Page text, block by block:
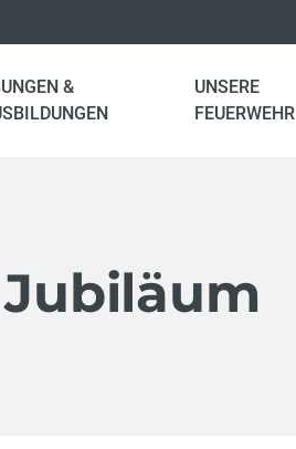
&
UNSERE
FEUERWEHR